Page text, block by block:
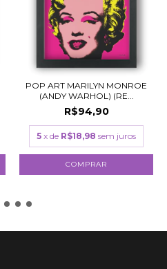
POP ART MARILYN MONROE
(ANDY WARHOL) (RE...
R$94,90
5 x de R$18,98 sem juros
COMPRAR